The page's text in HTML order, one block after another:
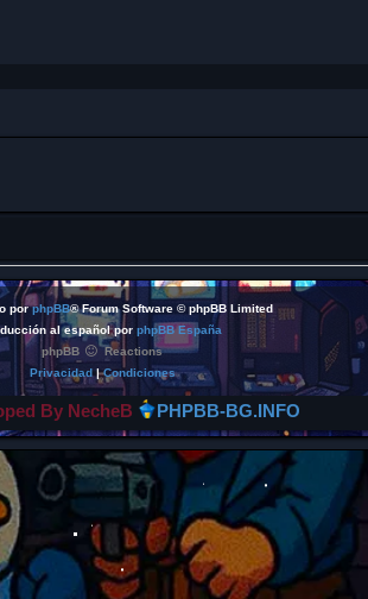
porphpBB® Forum Software © phpBB Limited
al español por phpBB España
phpBB
Reactions
Privacidad|Condiciones
By NecheB PHPBB-BG.INFO